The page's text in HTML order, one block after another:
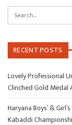
RECENT POSTS
Lovely Professional
Clinched Gold Medal
Haryana Boys’ &
Kabaddi